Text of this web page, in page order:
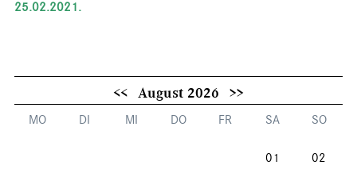
25.02.2021.
<< August 2026 >>
MO DI MI DO FR SA SO
01 02